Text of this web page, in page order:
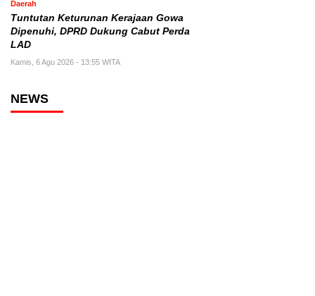
Daerah
Tuntutan Keturunan Kerajaan Gowa
Dipenuhi, DPRD Dukung Cabut Perda
LAD
Kamis, 6 Agu 2026 - 13:55 WITA
NEWS